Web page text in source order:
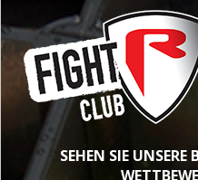
SEHEN SIE